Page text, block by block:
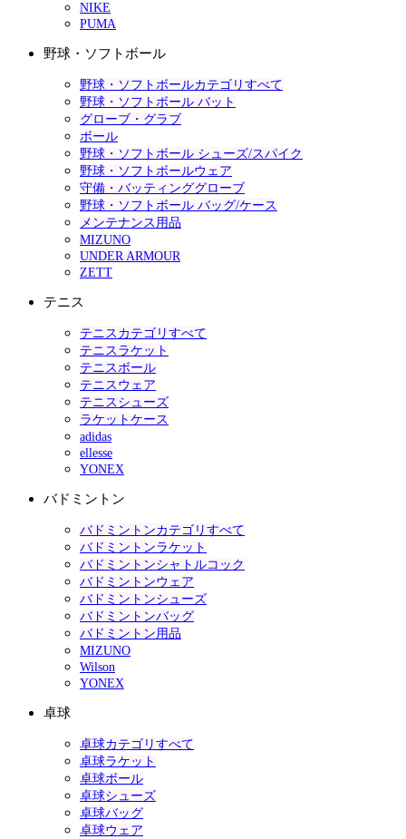
NIKE
PUMA
野球・ソフトボール
野球・ソフトボールカテゴリすべて
野球・ソフトボール バット
グローブ・グラブ
ボール
野球・ソフトボール シューズ/スパイク
野球・ソフトボールウェア
守備・バッティンググローブ
野球・ソフトボール バッグ/ケース
メンテナンス用品
MIZUNO
UNDER ARMOUR
ZETT
テニス
テニスカテゴリすべて
テニスラケット
テニスボール
テニスウェア
テニスシューズ
ラケットケース
adidas
ellesse
YONEX
バドミントン
バドミントンカテゴリすべて
バドミントンラケット
バドミントンシャトルコック
バドミントンウェア
バドミントンシューズ
バドミントンバッグ
バドミントン用品
MIZUNO
Wilson
YONEX
卓球
卓球カテゴリすべて
卓球ラケット
卓球ボール
卓球シューズ
卓球バッグ
卓球ウェア